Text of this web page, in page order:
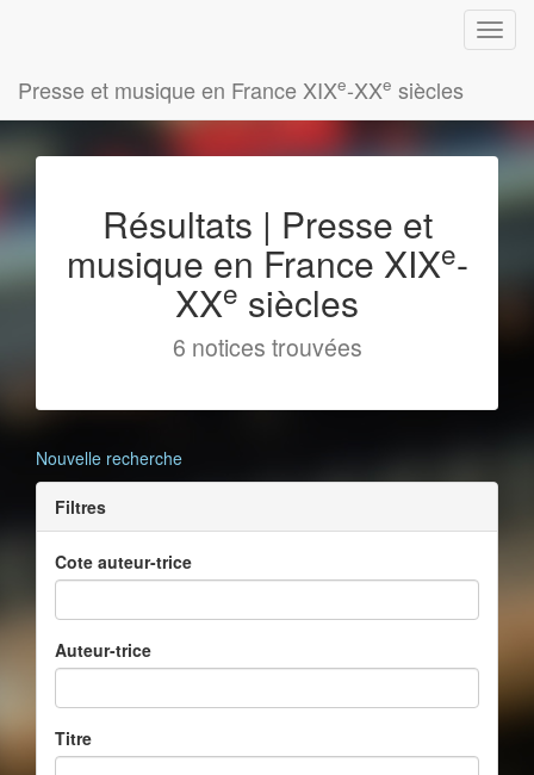
Presse et musique en France XIXe-XXe siècles
Résultats | Presse et
musique en France XIXe-
XXe siècles
6 notices trouvées
Nouvelle recherche
Filtres
Cote auteur-trice
Auteur-trice
Titre